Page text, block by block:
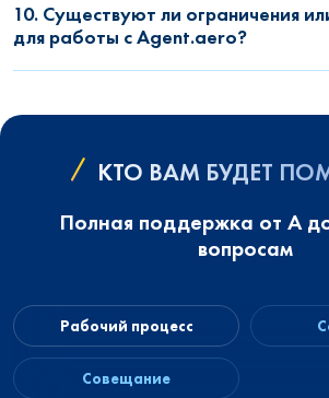
10. Существуют ли ограничения
для работы с Agent.aero?
КТО ВАМ БУДЕТ
Полная поддержка от А
вопросам
Рабочий процесс
Совещание